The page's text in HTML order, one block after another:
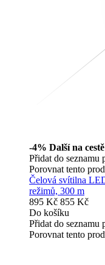
-4% Další na cestě
Přidat do seznamu
Porovnat tento
Čelová svítilna
režimů, 300 m
895 Kč 855 Kč
Do košíku
Přidat do seznamu
Porovnat tento